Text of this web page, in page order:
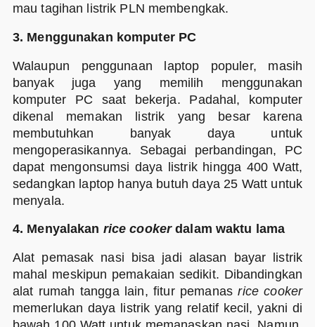
mau tagihan listrik PLN membengkak.
3. Menggunakan komputer PC
Walaupun penggunaan laptop populer, masih
banyak juga yang memilih menggunakan
komputer PC saat bekerja. Padahal, komputer
dikenal memakan listrik yang besar karena
membutuhkan banyak daya untuk
mengoperasikannya. Sebagai perbandingan, PC
dapat mengonsumsi daya listrik hingga 400 Watt,
sedangkan laptop hanya butuh daya 25 Watt untuk
menyala.
4. Menyalakan rice cookerdalam waktu lama
Alat pemasak nasi bisa jadi alasan bayar listrik
mahal meskipun pemakaian sedikit. Dibandingkan
alat rumah tangga lain, fitur pemanasrice cooker
memerlukan daya listrik yang relatif kecil, yakni di